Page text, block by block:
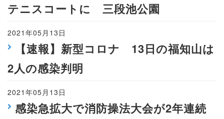
テニスコートに 三段池公園
2021年05月13日
【速報】新型コロナ 13日の福知山は
2人の感染判明
2021年05月13日
感染急拡大で消防操法大会が2年連続